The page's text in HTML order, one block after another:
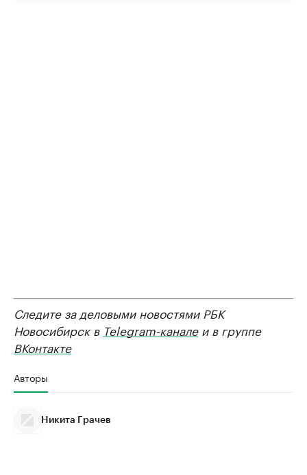
Следите за деловыми новостями РБК
Новосибирск в Telegram-каналеи в группе
ВКонтакте
Авторы
Никита Грачев